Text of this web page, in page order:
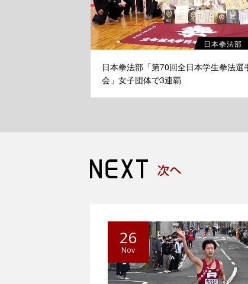
日本拳法部
日本拳法部「第70回全日本学生拳法選
会」女子団体で3連覇
26
Nov